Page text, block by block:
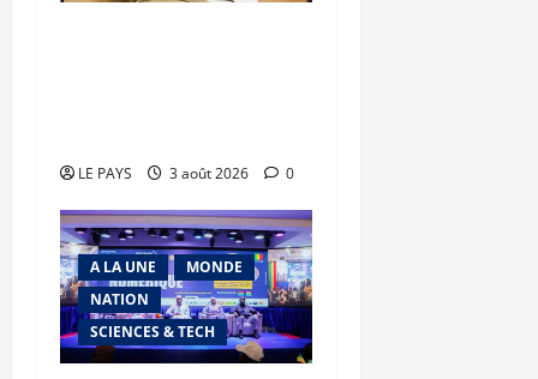
LE PAYS 3 août 2026 0
A LA UNE
MONDE
NATION
SCIENCES & TECH